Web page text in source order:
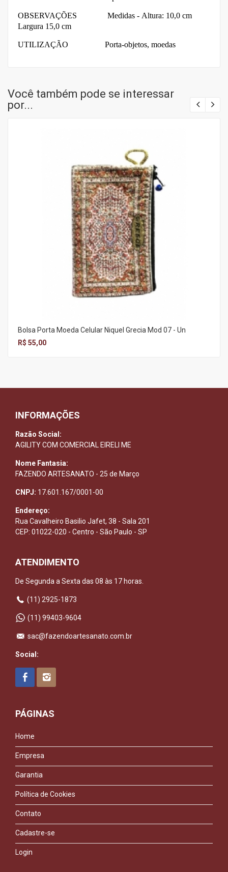
OBSERVAÇÕES Medidas - Altura: 10,0 cm
Largura 15,0 cm
UTILIZAÇÃO Porta-objetos, moedas
Você também pode se interessar
por...
Bolsa Porta Moeda Celular Niquel Grecia Mod 07 - Un
R$ 55,00
INFORMAÇÕES
Razão Social:
AGILITY COM COMERCIAL EIRELI ME
Nome Fantasia:
FAZENDO ARTESANATO - 25 de Março
CNPJ: 17.601.167/0001-00
Endereço:
Rua Cavalheiro Basilio Jafet, 38 - Sala 201
CEP: 01022-020 - Centro - São Paulo - SP
ATENDIMENTO
De Segunda a Sexta das 08 às 17 horas.
(11) 2925-1873
(11) 99403-9604
sac@fazendoartesanato.com.br
Social:
PÁGINAS
Home
Empresa
Garantia
Política de Cookies
Contato
Cadastre-se
Login